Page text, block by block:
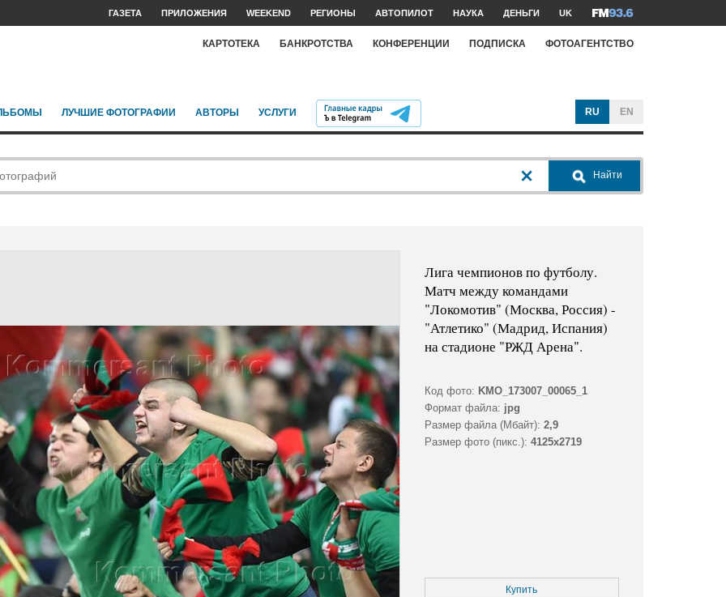
ГАЗЕТА ПРИЛОЖЕНИЯ WEEKEND РЕГИОНЫ АВТОПИЛОТ НАУКА ДЕНЬГИ UK
КАРТОТЕКА БАНКРОТСТВА КОНФЕРЕНЦИИ ПОДПИСКА ФОТОАГЕНТСТВО
ЛУЧШИЕ ФОТОГРАФИИ АВТОРЫ УСЛУГИ RU EN
Найти
Лига чемпионов по футболу.
Матч между командами
"Локомотив" (Москва, Россия) -
"Атлетико" (Мадрид, Испания)
на стадионе "РЖД Арена".
Код фото: KMO_173007_00065_1
Формат файла: jpg
Размер файла (Мбайт): 2,9
Размер фото (пикс.): 4125x2719
Купить